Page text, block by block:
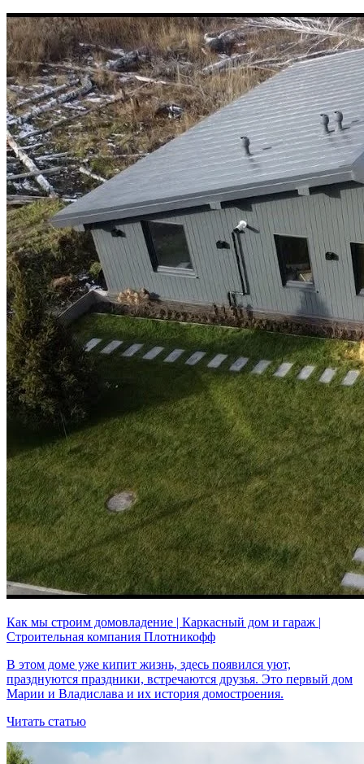
Как мы строим домовладение | Каркасный дом и гараж |
Строительная компания Плотникофф
В этом доме уже кипит жизнь, здесь появился уют,
празднуются праздники, встречаются друзья. Это первый дом
Марии и Владислава и их история домостроения.
Читать статью